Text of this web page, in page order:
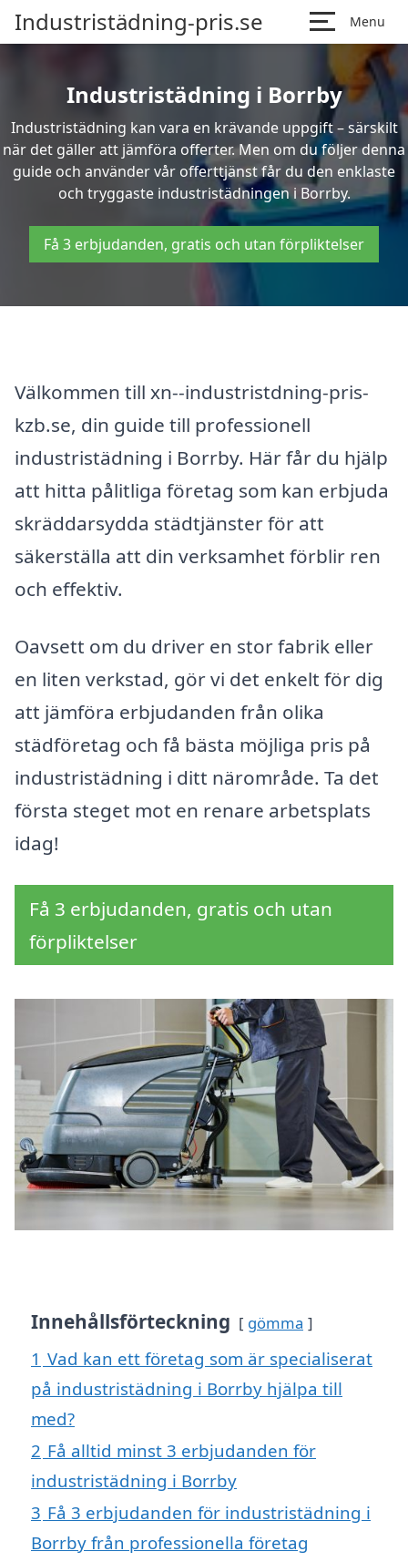
Industristädning-pris.se Menu
Industristädning i Borrby
Industristädning kan vara en krävande uppgift – särskilt
när det gäller att jämföra offerter. Men om du följer denna
guide och använder vår offerttjänst får du den enklaste
och tryggaste industristädningen i Borrby.
Få 3 erbjudanden, gratis och utan förpliktelser
Välkommen till xn--industristdning-pris-
kzb.se, din guide till professionell
industristädning i Borrby. Här får du hjälp
att hitta pålitliga företag som kan erbjuda
skräddarsydda städtjänster för att
säkerställa att din verksamhet förblir ren
och effektiv.
Oavsett om du driver en stor fabrik eller
en liten verkstad, gör vi det enkelt för dig
att jämföra erbjudanden från olika
städföretag och få bästa möjliga pris på
industristädning i ditt närområde. Ta det
första steget mot en renare arbetsplats
idag!
Få 3 erbjudanden, gratis och utan
förpliktelser
Innehållsförteckning gömma
1 Vad kan ett företag som är specialiserat
på industristädning i Borrby hjälpa till
med?
2 Få alltid minst 3 erbjudanden för
industristädning i Borrby
3 Få 3 erbjudanden för industristädning i
Borrby från professionella företag